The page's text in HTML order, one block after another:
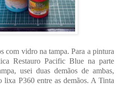
com vidro na tampa. Para a pintura
Restauro Pacific Blue na parte
usei duas demãos de ambas,
lixa P360 entre as demãos. A Tinta